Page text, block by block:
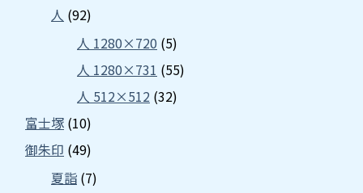
人 (92)
人 1280×720 (5)
人 1280×731 (55)
人 512×512 (32)
富士塚 (10)
御朱印 (49)
夏詣 (7)